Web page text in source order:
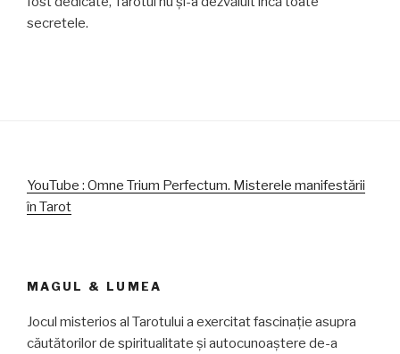
secretele.
YouTube : Omne Trium Perfectum. Misterele manifestării
în Tarot
MAGUL & LUMEA
Jocul misterios al Tarotului a exercitat fascinație asupra
căutătorilor de spiritualitate și autocunoaștere de-a